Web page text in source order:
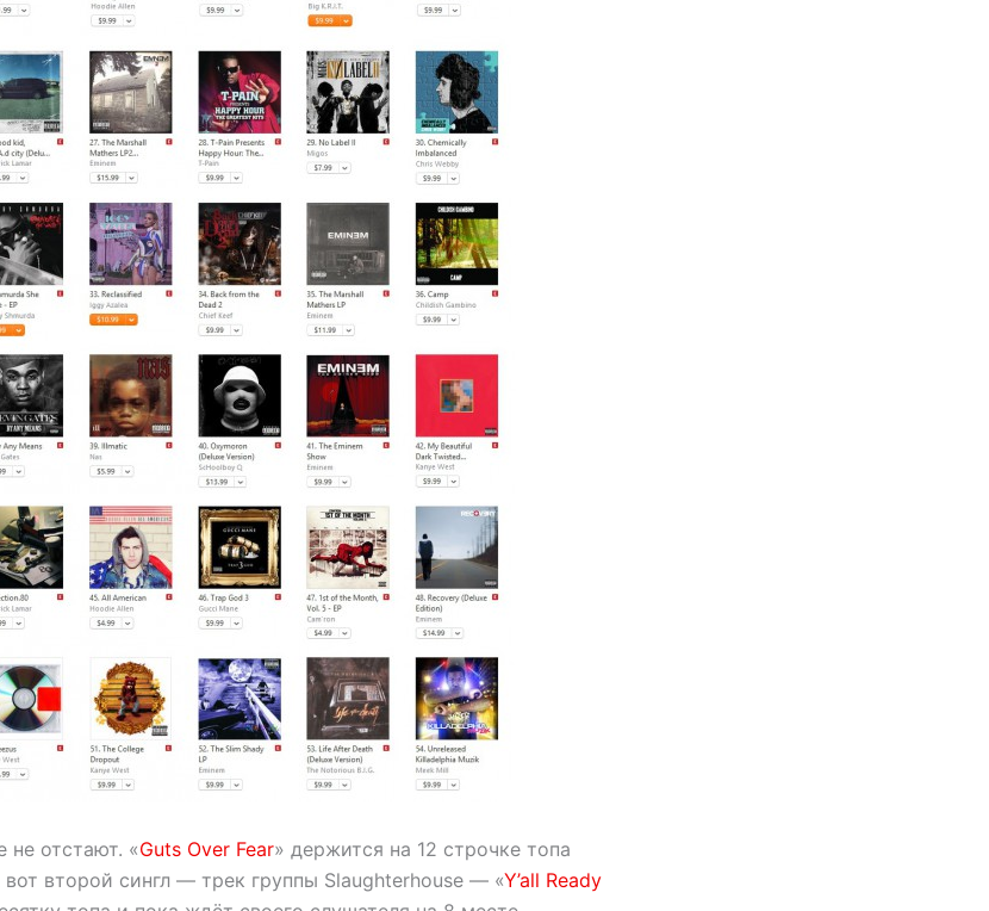
не отстают. «Guts Over Fear» держится на 12 строчке топа
второй сингл — трек группы Slaughterhouse — «Y’all Ready